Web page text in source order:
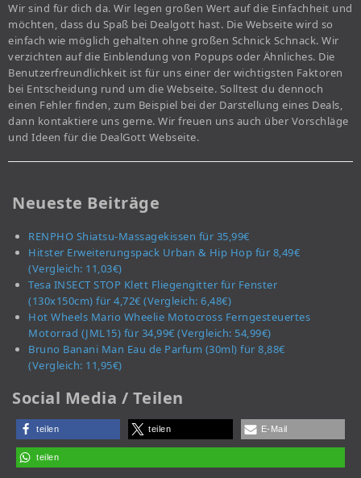
Wir sind für dich da. Wir legen großen Wert auf die Einfachheit und
möchten, dass du Spaß bei Dealgott hast. Die Webseite wird so
einfach wie möglich gehalten ohne großen Schnick Schnack. Wir
verzichten auf die Einblendung von Popups oder Ähnliches. Die
Benutzerfreundlichkeit ist für uns einer der wichtigsten Faktoren
bei Entscheidung rund um die Webseite. Solltest du dennoch
einen Fehler finden, zum Beispiel bei der Darstellung eines Deals,
dann kontaktiere uns gerne. Wir freuen uns auch über Vorschläge
und Ideen für die DealGott Webseite.
Neueste Beiträge
RENPHO Shiatsu-Massagekissen für 35,99€
Hitster Erweiterungspack Urban & Hip Hop für 8,49€
(Vergleich: 11,03€)
Tesa INSECT STOP Klett Fliegengitter für Fenster
(130x150cm) für 4,72€ (Vergleich: 6,48€)
Hot Wheels Mario Wheelie Motocross Ferngesteuertes
Motorrad (JML15) für 34,99€ (Vergleich: 54,99€)
Bruno Banani Man Eau de Parfum (30ml) für 8,88€
(Vergleich: 11,95€)
Social Media / Teilen
teilen teilen E-Mail
teilen